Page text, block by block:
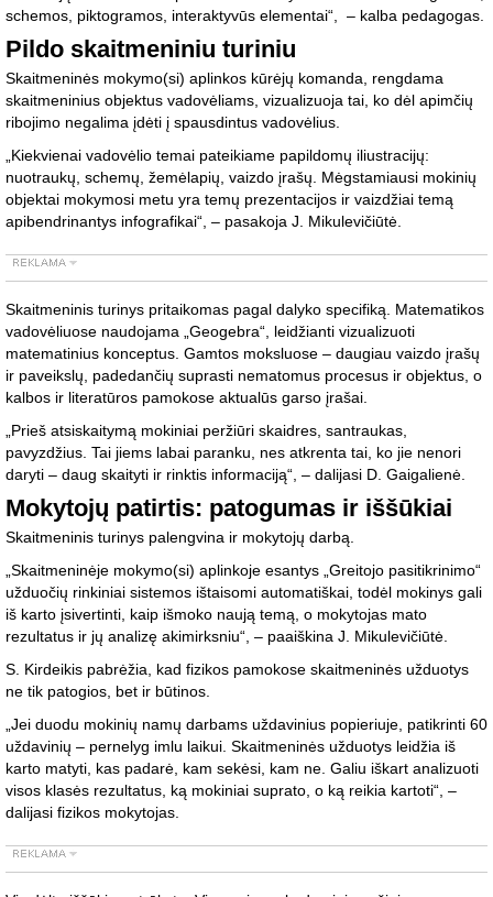
schemos, piktogramos, interaktyvūs elementai“, – kalba pedagogas.
Pildo skaitmeniniu turiniu
Skaitmeninės mokymo(si) aplinkos kūrėjų komanda, rengdama
skaitmeninius objektus vadovėliams, vizualizuoja tai, ko dėl apimčių
ribojimo negalima įdėti į spausdintus vadovėlius.
„Kiekvienai vadovėlio temai pateikiame papildomų iliustracijų:
nuotraukų, schemų, žemėlapių, vaizdo įrašų. Mėgstamiausi mokinių
objektai mokymosi metu yra temų prezentacijos ir vaizdžiai temą
apibendrinantys infografikai“, – pasakoja J. Mikulevičiūtė.
Skaitmeninis turinys pritaikomas pagal dalyko specifiką. Matematikos
vadovėliuose naudojama „Geogebra“, leidžianti vizualizuoti
matematinius konceptus. Gamtos moksluose – daugiau vaizdo įrašų
ir paveikslų, padedančių suprasti nematomus procesus ir objektus, o
kalbos ir literatūros pamokose aktualūs garso įrašai.
„Prieš atsiskaitymą mokiniai peržiūri skaidres, santraukas,
pavyzdžius. Tai jiems labai paranku, nes atkrenta tai, ko jie nenori
daryti – daug skaityti ir rinktis informaciją“, – dalijasi D. Gaigalienė.
Mokytojų patirtis: patogumas ir iššūkiai
Skaitmeninis turinys palengvina ir mokytojų darbą.
„Skaitmeninėje mokymo(si) aplinkoje esantys „Greitojo pasitikrinimo“
užduočių rinkiniai sistemos ištaisomi automatiškai, todėl mokinys gali
iš karto įsivertinti, kaip išmoko naują temą, o mokytojas mato
rezultatus ir jų analizę akimirksniu“, – paaiškina J. Mikulevičiūtė.
S. Kirdeikis pabrėžia, kad fizikos pamokose skaitmeninės užduotys
ne tik patogios, bet ir būtinos.
„Jei duodu mokinių namų darbams uždavinius popieriuje, patikrinti 60
uždavinių – pernelyg imlu laikui. Skaitmeninės užduotys leidžia iš
karto matyti, kas padarė, kam sekėsi, kam ne. Galiu iškart analizuoti
visos klasės rezultatus, ką mokiniai suprato, o ką reikia kartoti“, –
dalijasi fizikos mokytojas.